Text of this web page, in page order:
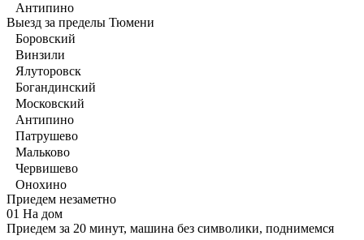
Антипино
Выезд за пределы Тюмени
Боровский
Винзили
Ялуторовск
Богандинский
Московский
Антипино
Патрушево
Мальково
Червишево
Онохино
Приедем незаметно
01 На дом
Приедем за 20 минут, машина без символики, поднимемся